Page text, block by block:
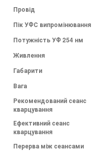
Провід
Пік УФС випромінювання
Потужність УФ 254 нм
Живлення
Габарити
Вага
Рекомендований сеанс
кварцування
Ефективний сеанс
кварцування
Перерва між сеансами